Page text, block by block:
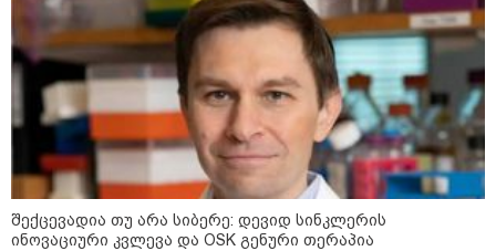
საზოგადოება
შექცევადია თუ არა სიბერე: დევიდ სინკლერის
ინოვაციური კვლევა და OSK გენური თერაპია